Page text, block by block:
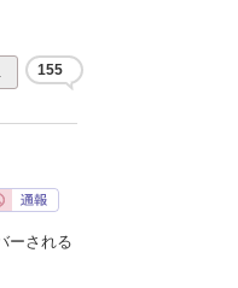
155
ーされる